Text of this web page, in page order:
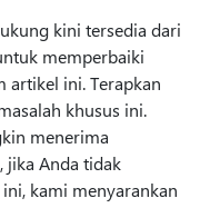
kini tersedia dari
memperbaiki
artikel ini. Terapkan
khusus ini.
menerima
jika Anda tidak
kami menyarankan